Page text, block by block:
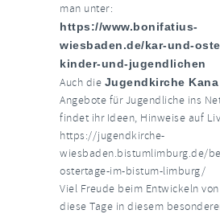
man unter:
https://www.bonifatius-
wiesbaden.de/kar-und-
kinder-und-jugendlichen
Auch die Jugendkirche Kana
Angebote für Jugendliche ins
findet ihr Ideen, Hinweise auf
https://jugendkirche-
wiesbaden.bistumlimburg.de/
ostertage-im-bistum-limburg/
Viel Freude beim Entwickeln
diese Tage in diesem